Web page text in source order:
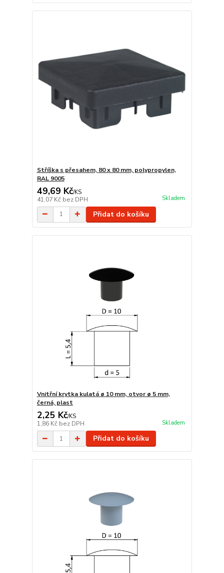
Stříška s přesahem, 80 x 80 mm, polypropylen,
RAL 9005
49,69 Kč/KS
41,07 Kč bez DPH Skladem
Přidat do košíku
Vnitřní krytka kulatá ø 10 mm, otvor ø 5 mm,
černá, plast
2,25 Kč/KS
1,86 Kč bez DPH Skladem
Přidat do košíku